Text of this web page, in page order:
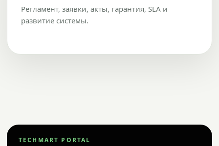
Регламент, заявки, акты, гарантия, SLA и
развитие системы.
TECHMART PORTAL